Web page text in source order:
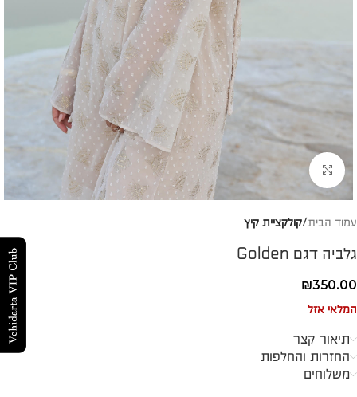
להגדלת התמונה
עמוד הבית קולקציית קיץ
גלביה דגם Golden
₪350.00
המלאי אזל
תיאור קצר
החזרות והחלפות
משלוחים